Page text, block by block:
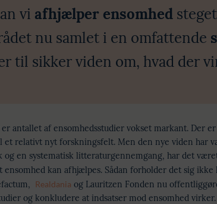
vi afhjælper ensomhed
nu samlet i en omfattende
til sikker viden om, hvad der
er antallet af ensomhedsstudier vokset markant. Der
et relativt nyt forskningsfelt. Men den nye viden har
og en systematisk litteraturgennemgang, har det
ensomhed kan afhjælpes. Sådan forholder det sig
Realdania og Lauritzen Fonden nu
og konkludere at indsatser mod ensomhed